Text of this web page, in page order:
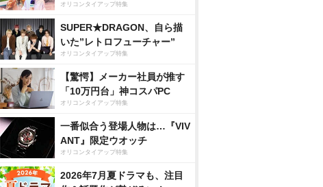
オリコンタイアップ特集
SUPER★DRAGON、自ら描
いた”レトロフューチャー”
オリコンタイアップ特集
【驚愕】メーカー社員が推す
「10万円台」神コスパPC
オリコンタイアップ特集
一番似合う登場人物は…『VIV
ANT』限定ウオッチ
オリコンタイアップ特集
2026年7月夏ドラマも、注目